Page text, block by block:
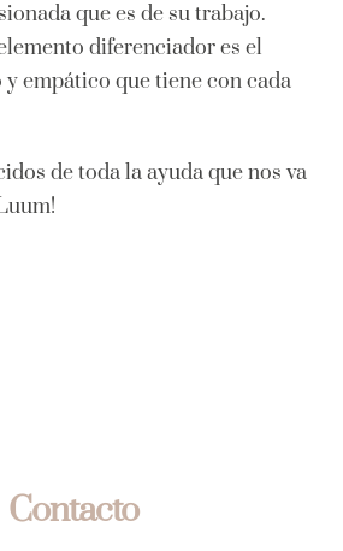
que es de su trabajo.
diferenciador es el
empático que tiene con cada
de toda la ayuda que nos va
Contacto